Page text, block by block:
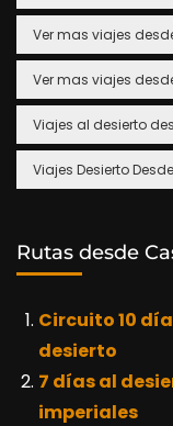
Ver mas viajes
Ver mas viajes
Viajes al desierto
Viajes Desierto
Rutas desde
Circuito 10
desierto
7 días al
imperiales